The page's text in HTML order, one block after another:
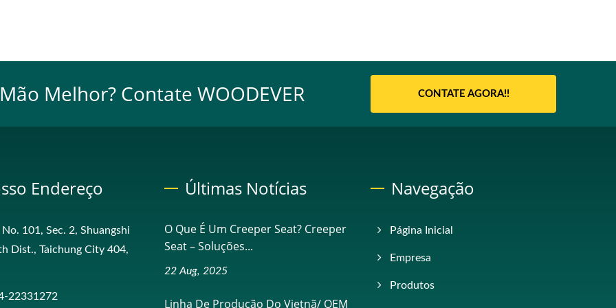
Melhor? Contate WOODEVER CONTATE AGORA!!
Endereço
No. 101, Sec. 2, Shuangshi
Dist., Taichung City 404,
22331272
Últimas Notícias
O Que É Um Creeper Seat? Creeper
Seat – Soluções...
22 Aug, 2025
Linha De Produção Do Vietnã/ OEM
Navegação
Página Inicial
Empresa
Produtos